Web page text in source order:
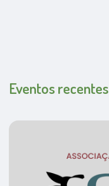
Eventos recentes